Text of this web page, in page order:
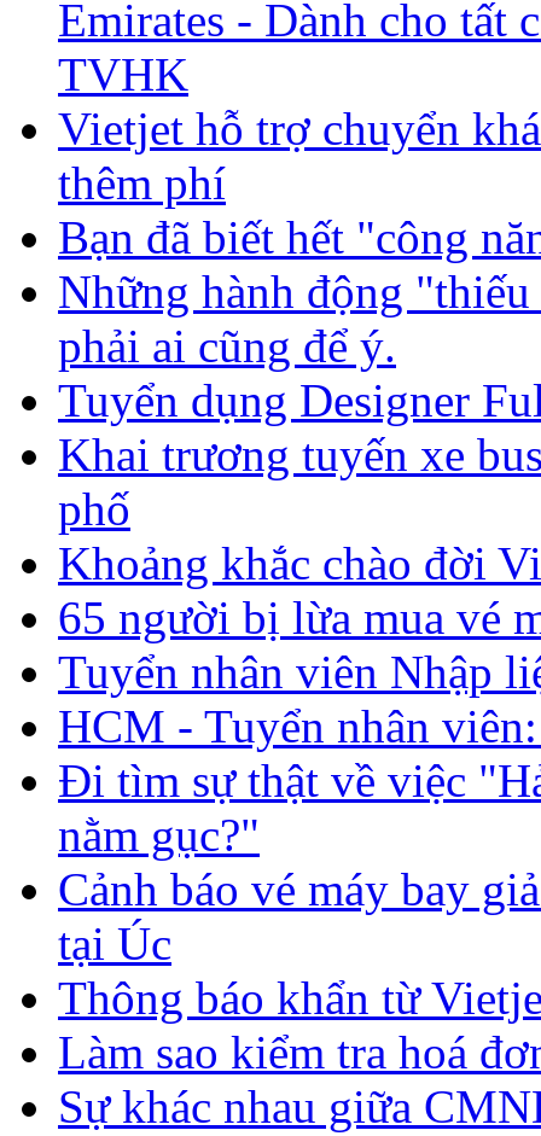
Emirates - Dành cho tất
TVHK
Vietjet hỗ trợ chuyển
thêm phí
Bạn đã biết hết "công
Những hành động
phải ai cũng để ý.
Tuyển dụng Designer
Khai trương tuyến xe
phố
Khoảng khắc chào đời
65 người bị lừa mua vé
Tuyển nhân viên Nhập
HCM - Tuyển nhân
Đi tìm sự thật về việc
nằm gục?"
Cảnh báo vé máy bay
tại Úc
Thông báo khẩn từ
Làm sao kiểm tra hoá
Sự khác nhau giữa